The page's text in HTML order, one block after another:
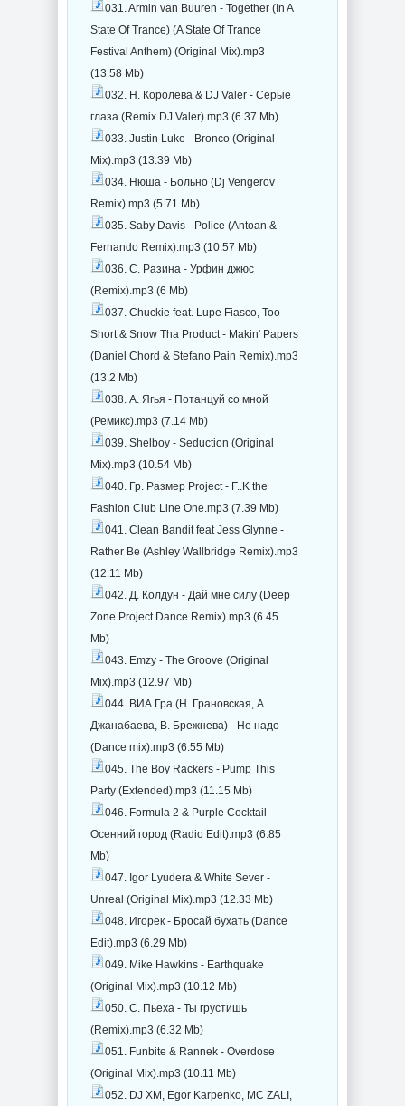
031. Armin van Buuren - Together (In A
State Of Trance) (A State Of Trance
Festival Anthem) (Original Mix).mp3
(13.58 Mb)
032. Н. Королева & DJ Valer - Серые
глаза (Remix DJ Valer).mp3 (6.37 Mb)
033. Justin Luke - Bronco (Original
Mix).mp3 (13.39 Mb)
034. Нюша - Больно (Dj Vengerov
Remix).mp3 (5.71 Mb)
035. Saby Davis - Police (Antoan &
Fernando Remix).mp3 (10.57 Mb)
036. С. Разина - Урфин джюс
(Remix).mp3 (6 Mb)
037. Chuckie feat. Lupe Fiasco, Too
Short & Snow Tha Product - Makin' Papers
(Daniel Chord & Stefano Pain Remix).mp3
(13.2 Mb)
038. А. Ягья - Потанцуй со мной
(Ремикс).mp3 (7.14 Mb)
039. Shelboy - Seduction (Original
Mix).mp3 (10.54 Mb)
040. Гр. Размер Project - F..K the
Fashion Club Line One.mp3 (7.39 Mb)
041. Clean Bandit feat Jess Glynne -
Rather Be (Ashley Wallbridge Remix).mp3
(12.11 Mb)
042. Д. Колдун - Дай мне силу (Deep
Zone Project Dance Remix).mp3 (6.45
Mb)
043. Emzy - The Groove (Original
Mix).mp3 (12.97 Mb)
044. ВИА Гра (Н. Грановская, А.
Джанабаева, В. Брежнева) - Не надо
(Dance mix).mp3 (6.55 Mb)
045. The Boy Rackers - Pump This
Party (Extended).mp3 (11.15 Mb)
046. Formula 2 & Purple Cocktail -
Осенний город (Radio Edit).mp3 (6.85
Mb)
047. Igor Lyudera & White Sever -
Unreal (Original Mix).mp3 (12.33 Mb)
048. Игорек - Бросай бухать (Dance
Edit).mp3 (6.29 Mb)
049. Mike Hawkins - Earthquake
(Original Mix).mp3 (10.12 Mb)
050. С. Пьеха - Ты грустишь
(Remix).mp3 (6.32 Mb)
051. Funbite & Rannek - Overdose
(Original Mix).mp3 (10.11 Mb)
052. DJ XM, Egor Karpenko, MC ZALI,